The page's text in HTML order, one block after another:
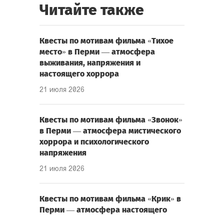
Читайте также
Квесты по мотивам фильма «Тихое
место» в Перми — атмосфера
выживания, напряжения и
настоящего хоррора
21 июля 2026
Квесты по мотивам фильма «Звонок»
в Перми — атмосфера мистического
хоррора и психологического
напряжения
21 июля 2026
Квесты по мотивам фильма «Крик» в
Перми — атмосфера настоящего